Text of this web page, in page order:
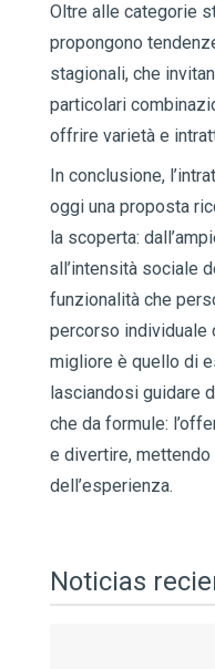
Oltre alle categorie
propongono
stagionali, che
particolari
offrire varietà e
In conclusione,
oggi una proposta
la scoperta:
all’intensità sociale
funzionalità che
percorso individuale
migliore è quello di
lasciandosi guidare
che da formule:
e divertire, mettendo
dell’esperienza.
Noticias